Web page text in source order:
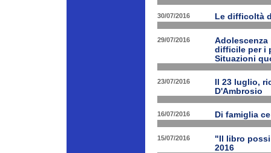
30/07/2016 Le difficoltà
29/07/2016
difficile per i
Situazioni
23/07/2016
Il 23 luglio,
D'Ambrosio
16/07/2016 Di famiglia
15/07/2016
"Il libro
2016